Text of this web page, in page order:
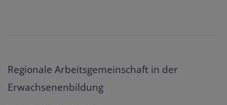
Regionale Arbeitsgemeinschaft in der
Erwachsenenbildung